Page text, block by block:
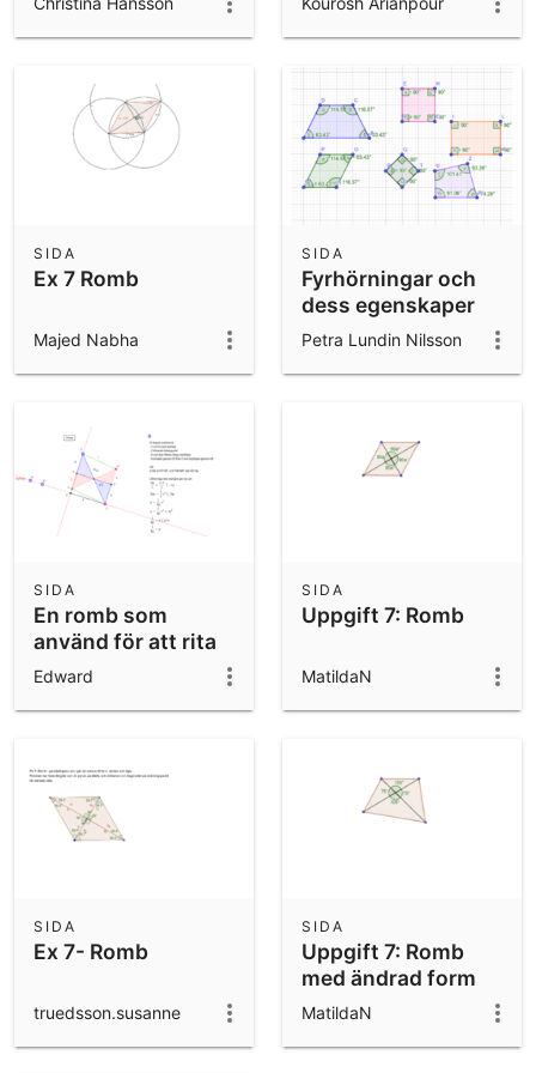
Ex 7 Romb
SIDA
Majed Nabha
Fyrhörningar och
dess egenskaper
SIDA
Petra Lundin Nilsson
En romb som
använd för att rita
en parabel
SIDA
Edward
Uppgift 7: Romb
SIDA
MatildaN
Ex 7- Romb
SIDA
truedsson.susanne
Uppgift 7: Romb
med ändrad form
SIDA
MatildaN